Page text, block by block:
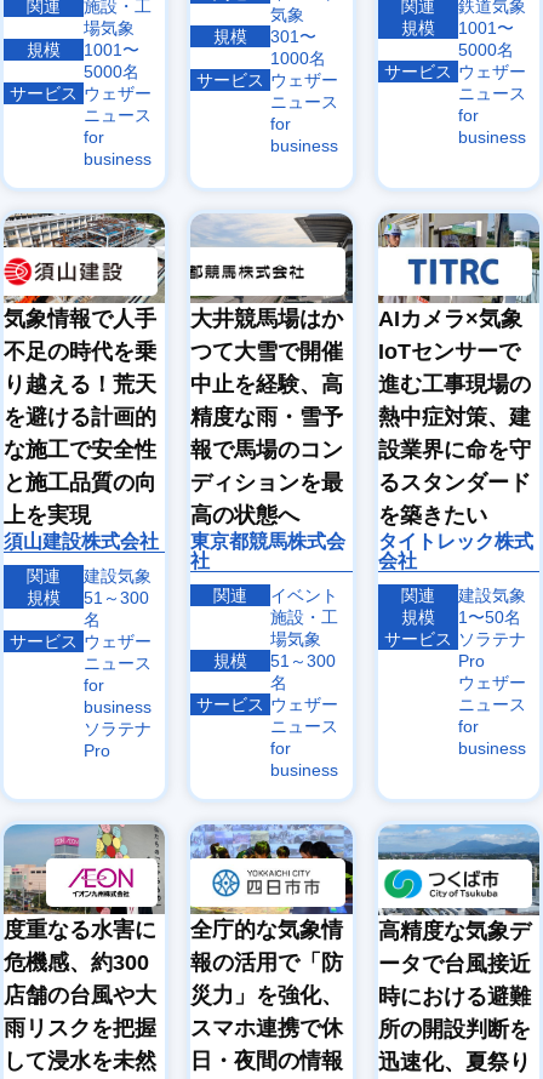
関連
施設・工
場気象
規模
1001〜
5000名
サービス ウェザー
ニュース
for
business
気象
規模
301〜
1000名
サービス ウェザー
ニュース
for
business
関連
鉄道気象
規模
1001〜
5000名
サービス ウェザー
ニュース
for
business
気象情報で人手
不足の時代を乗
り越える！荒天
を避ける計画的
な施工で安全性
と施工品質の向
上を実現
須山建設株式会社
関連
建設気象
規模
51～300
名
サービス ウェザー
ニュース
for
business
ソラテナ
Pro
大井競馬場はか
つて大雪で開催
中止を経験、高
精度な雨・雪予
報で馬場のコン
ディションを最
高の状態へ
東京都競馬株式会
社
関連
イベント
施設・工
場気象
規模
51～300
名
サービス ウェザー
ニュース
for
business
AIカメラ×気象
IoTセンサーで
進む工事現場の
熱中症対策、建
設業界に命を守
るスタンダード
を築きたい
タイトレック株式
会社
関連
建設気象
規模
1〜50名
サービス ソラテナ
Pro
ウェザー
ニュース
for
business
度重なる水害に
危機感、約300
店舗の台風や大
雨リスクを把握
して浸水を未然
全庁的な気象情
報の活用で「防
災力」を強化、
スマホ連携で休
日・夜間の情報
高精度な気象デ
ータで台風接近
時における避難
所の開設判断を
迅速化、夏祭り